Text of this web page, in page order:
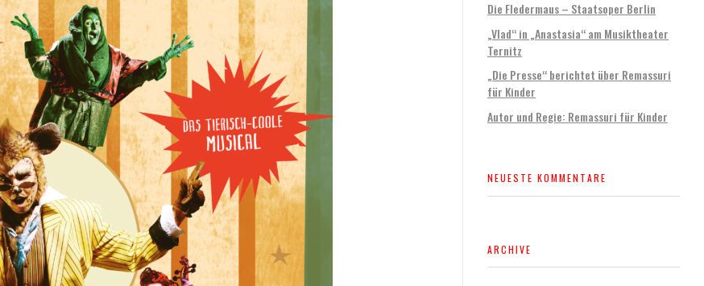
Die Fledermaus – Staatsoper Berlin
„Vlad“ in „Anastasia“ am Musiktheater
Ternitz
„Die Presse“ berichtet über Remassuri
für Kinder
Autor und Regie: Remassuri für Kinder
NEUESTE KOMMENTARE
ARCHIVE